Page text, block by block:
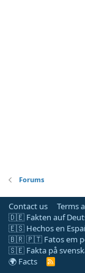
Forums
Contact us Terms
🇩🇪 Fakten auf
🇪🇸 Hechos en
🇧🇷 🇵🇹 Fatos em
🇸🇪 Fakta på
🌍 Facts
R